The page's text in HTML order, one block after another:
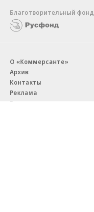
Благотворительный фонд
О «Коммерсанте»
Архив
Контакты
Реклама
Вакансии